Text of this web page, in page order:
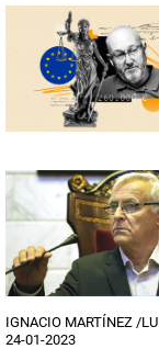
IGNACIO MARTÍNEZ /
24-01-2023